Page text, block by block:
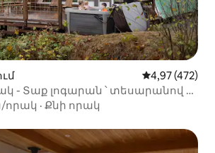
Միջին
4,97 (472)
- Տաք լոգարան ՝ տեսարանով և
որակ · Քնի որակ